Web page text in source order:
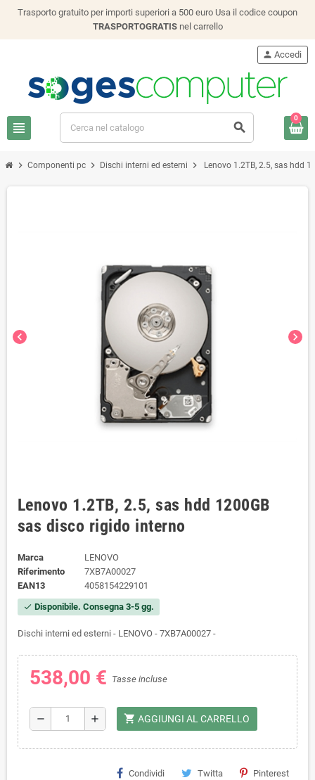
Trasporto gratuito per importi superiori a 500 euro Usa il codice coupon
TRASPORTOGRATISnel carrello
view_headline search
person Accedi
0
chevron_right Componenti pc chevron_right Dischi interni ed esterni chevron_right Lenovo 1.2TB, 2.5, sas hdd
chevron_left chevron_right
Lenovo 1.2TB, 2.5, sas hdd 1200GB
sas disco rigido interno
Marca
LENOVO
Riferimento
7XB7A00027
EAN13
4058154229101
check Disponibile. Consegna 3-5 gg.
Dischi interni ed esterni - LENOVO - 7XB7A00027 -
538,00 € Tasse incluse
remove add shopping_cart AGGIUNGI AL CARRELLO
Condividi Twitta Pinterest